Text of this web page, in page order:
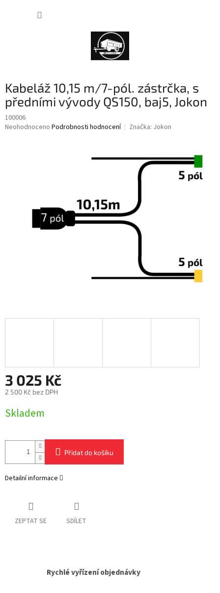
Kabeláž 10,15 m/7-pól. zástrčka, s
předními vývody QS150, baj5, Jokon
100006
Průměrné
Neohodnoceno Podrobnosti hodnocení Značka: Jokon
3 025 Kč
2 500 Kč bez DPH
cena:
Skladem
Přidat do košíku
Detailní informace
ZEPTAT SE SDÍLET
Rychlé vyřízení objednávky